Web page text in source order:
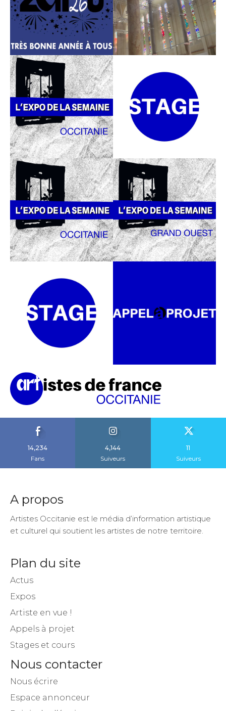
14,234
4,144
11
Artistes Occitanie est le média d’information artistique
Actus
Expos
Artiste en vue !
Appels à projet
Stages et cours
Nous contacter
Nous écrire
Espace annonceur
Rejoindre l’équipe